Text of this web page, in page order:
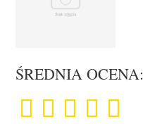
ŚREDNIA OCENA: